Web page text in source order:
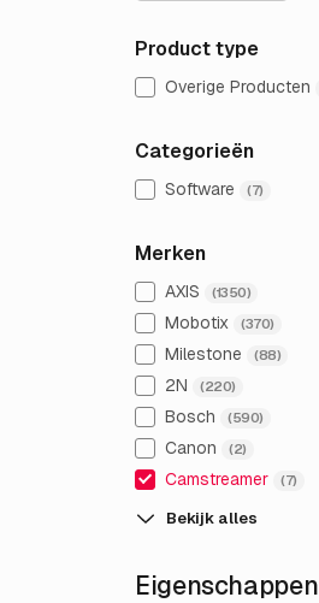
Product type
Overige Producten
Categorieën
Software (7)
Merken
AXIS (1350)
Mobotix (370)
Milestone (88)
2N (220)
Bosch (590)
Canon (2)
Camstreamer (7)
Bekijk alles
Eigenschappen